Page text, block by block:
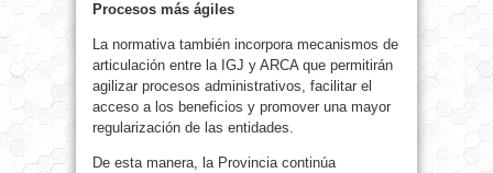
Procesos más ágiles
La normativa también incorpora mecanismos de
articulación entre la IGJ y ARCA que permitirán
agilizar procesos administrativos, facilitar el
acceso a los beneficios y promover una mayor
regularización de las entidades.
De esta manera, la Provincia continúa